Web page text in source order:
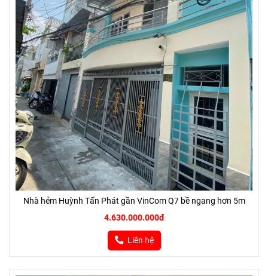
Nhà hẻm Huỳnh Tấn Phát gần VinCom Q7 bề ngang hơn 5m
4.630.000.000đ
Liên hệ